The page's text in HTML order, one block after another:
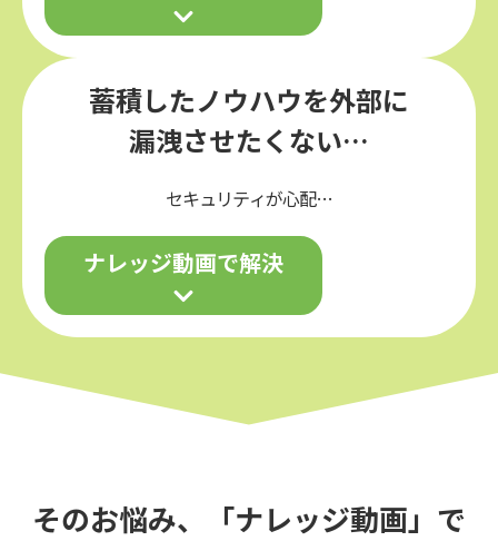
蓄積したノウハウを外部に
漏洩させたくない…
セキュリティが心配…
ナレッジ動画で解決
そのお悩み、「ナレッジ動画」で